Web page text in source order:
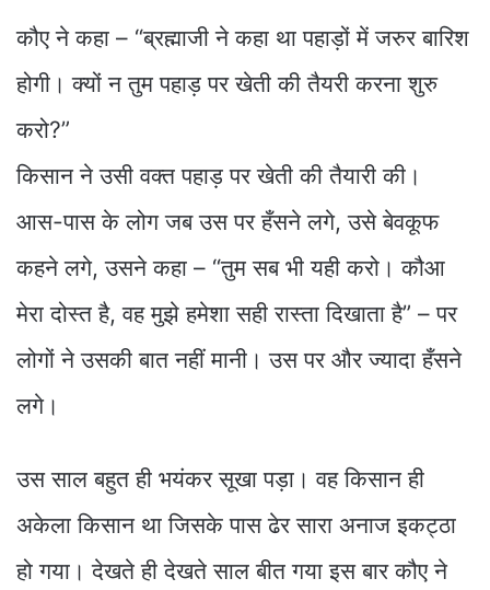
कौए ने कहा – “ब्रह्माजी ने कहा था पहाड़ों में जरुर बारिश
होगी। क्यों न तुम पहाड़ पर खेती की तैयरी करना शुरु
करो?”
किसान ने उसी वक्त पहाड़ पर खेती की तैयारी की।
आस-पास के लोग जब उस पर हँसने लगे, उसे बेवकूफ
कहने लगे, उसने कहा – “तुम सब भी यही करो। कौआ
मेरा दोस्त है, वह मुझे हमेशा सही रास्ता दिखाता है” – पर
लोगों ने उसकी बात नहीं मानी। उस पर और ज्यादा हँसने
लगे।
उस साल बहुत ही भयंकर सूखा पड़ा। वह किसान ही
अकेला किसान था जिसके पास ढेर सारा अनाज इकट्ठा
हो गया। देखते ही देखते साल बीत गया इस बार कौए ने